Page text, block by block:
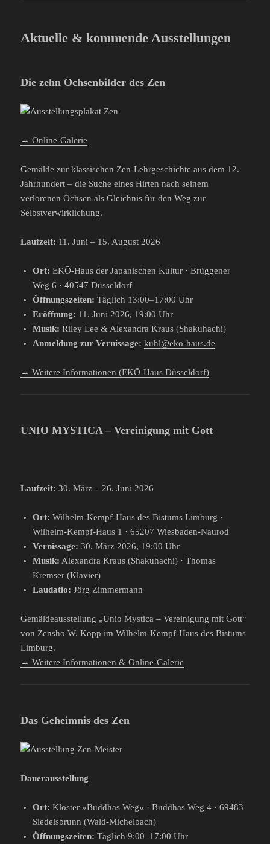
Aktuelle & kommende Ausstellungen
Die zehn Ochsenbilder des Zen
→ Online-Galerie
Gemälde zur klassischen Zen-Lehrgeschichte aus dem 12.
Jahrhundert – die Suche eines Hirten nach seinem
verlorenen Ochsen als Gleichnis für den Weg zur
Selbstverwirklichung.
Laufzeit: 11. Juni – 15. August 2026
Ort: EKŌ-Haus der Japanischen Kultur · Brüggener
Weg 6 · 40547 Düsseldorf
Öffnungszeiten: Täglich 13:00–17:00 Uhr
Eröffnung: 11. Juni 2026, 19:00 Uhr
Musik: Riley Lee & Alexandra Kraus (Shakuhachi)
Anmeldung zur Vernissage: kuhl@eko-haus.de
→ Weitere Informationen (EKŌ-Haus Düsseldorf)
UNIO MYSTICA – Vereinigung mit Gott
Laufzeit: 30. März – 26. Juni 2026
Ort: Wilhelm-Kempf-Haus des Bistums Limburg ·
Wilhelm-Kempf-Haus 1 · 65207 Wiesbaden-Naurod
Vernissage: 30. März 2026, 19:00 Uhr
Musik: Alexandra Kraus (Shakuhachi) · Thomas
Kremser (Klavier)
Laudatio: Jörg Zimmermann
Gemäldeausstellung „Unio Mystica – Vereinigung mit Gott“
von Zensho W. Kopp im Wilhelm-Kempf-Haus des Bistums
Limburg.
→ Weitere Informationen & Online-Galerie
Das Geheimnis des Zen
Dauerausstellung
Ort: Kloster »Buddhas Weg« · Buddhas Weg 4 · 69483
Siedelsbrunn (Wald-Michelbach)
Öffnungszeiten: Täglich 9:00–17:00 Uhr